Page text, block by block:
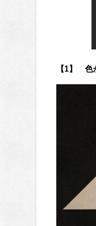
【1】 色